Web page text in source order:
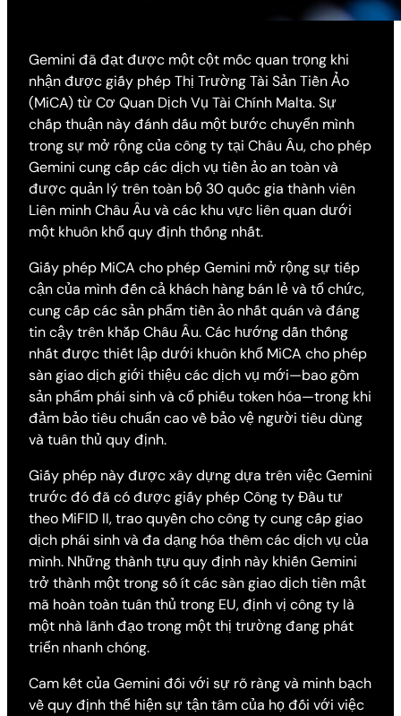
Gemini đã đạt được một cột mốc quan trọng khi
nhận được giấy phép Thị Trường Tài Sản Tiền Ảo
(MiCA) từ Cơ Quan Dịch Vụ Tài Chính Malta. Sự
chấp thuận này đánh dấu một bước chuyển mình
trong sự mở rộng của công ty tại Châu Âu, cho phép
Gemini cung cấp các dịch vụ tiền ảo an toàn và
được quản lý trên toàn bộ 30 quốc gia thành viên
Liên minh Châu Âu và các khu vực liên quan dưới
một khuôn khổ quy định thống nhất.
Giấy phép MiCA cho phép Gemini mở rộng sự tiếp
cận của mình đến cả khách hàng bán lẻ và tổ chức,
cung cấp các sản phẩm tiền ảo nhất quán và đáng
tin cậy trên khắp Châu Âu. Các hướng dẫn thống
nhất được thiết lập dưới khuôn khổ MiCA cho phép
sàn giao dịch giới thiệu các dịch vụ mới—bao gồm
sản phẩm phái sinh và cổ phiếu token hóa—trong khi
đảm bảo tiêu chuẩn cao về bảo vệ người tiêu dùng
và tuân thủ quy định.
Giấy phép này được xây dựng dựa trên việc Gemini
trước đó đã có được giấy phép Công ty Đầu tư
theo MiFID II, trao quyền cho công ty cung cấp giao
dịch phái sinh và đa dạng hóa thêm các dịch vụ của
mình. Những thành tựu quy định này khiến Gemini
trở thành một trong số ít các sàn giao dịch tiền mật
mã hoàn toàn tuân thủ trong EU, định vị công ty là
một nhà lãnh đạo trong một thị trường đang phát
triển nhanh chóng.
Cam kết của Gemini đối với sự rõ ràng và minh bạch
về quy định thể hiện sự tận tâm của họ đối với việc